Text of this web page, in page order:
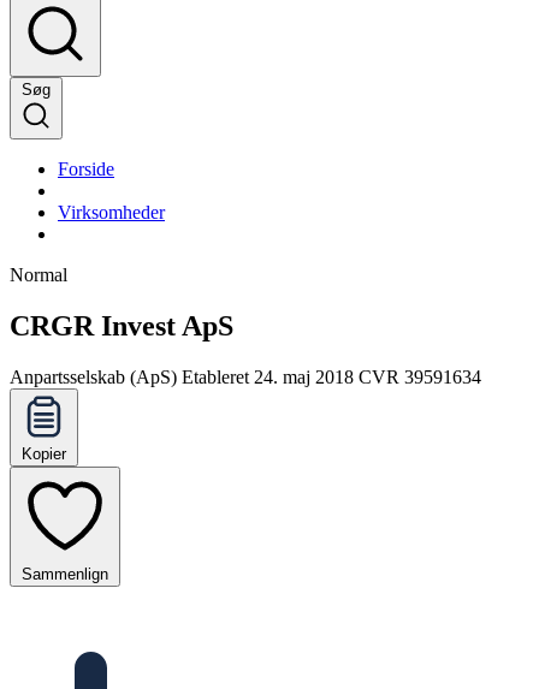
Søg
Forside
Virksomheder
Normal
CRGR Invest ApS
Anpartsselskab (ApS) Etableret 24. maj 2018 CVR 39591634
Kopier
Sammenlign